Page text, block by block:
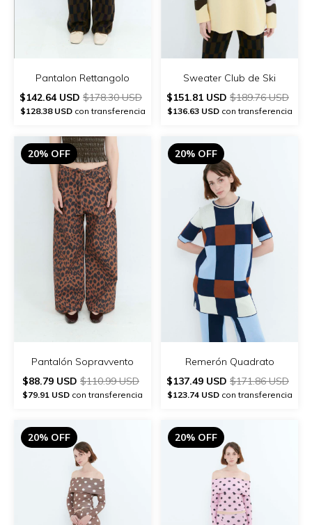
Pantalon Rettangolo
$142.64 USD $178.30 USD
$128.38 USDcon transferencia
Sweater Club de Ski
$151.81 USD $189.76 USD
$136.63 USDcon transferencia
20% OFF
Pantalón Sopravvento
$88.79 USD $110.99 USD
$79.91 USD con transferencia
20% OFF
Remerón Quadrato
$137.49 USD $171.86 USD
$123.74 USDcon transferencia
20% OFF 20% OFF